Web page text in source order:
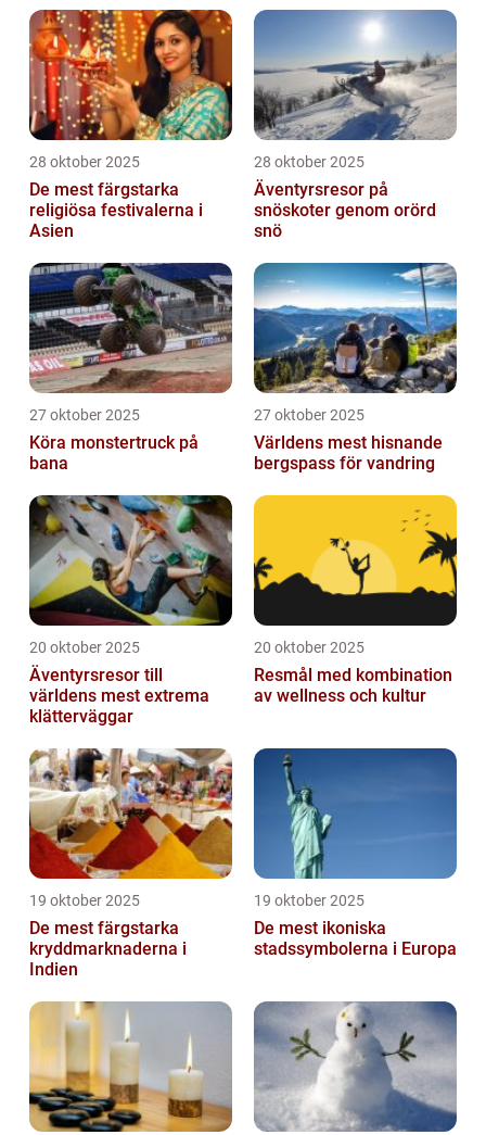
28 oktober 2025
De mest färgstarka
religiösa festivalerna i
Asien
28 oktober 2025
Äventyrsresor på
snöskoter genom orörd
snö
27 oktober 2025
Köra monstertruck på
bana
27 oktober 2025
Världens mest hisnande
bergspass för vandring
20 oktober 2025
Äventyrsresor till
världens mest extrema
klätterväggar
20 oktober 2025
Resmål med kombination
av wellness och kultur
19 oktober 2025
De mest färgstarka
kryddmarknaderna i
Indien
19 oktober 2025
De mest ikoniska
stadssymbolerna i Europa